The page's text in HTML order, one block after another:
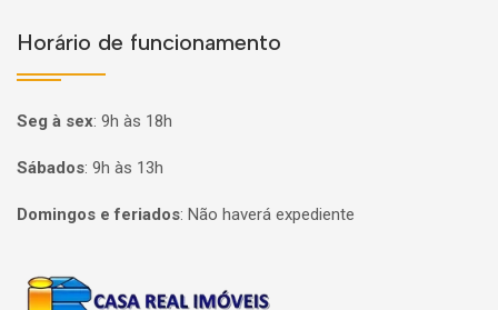
Horário de funcionamento
Seg à sex: 9h às 18h
Sábados: 9h às 13h
Domingos e feriados: Não haverá expediente
Página inicial